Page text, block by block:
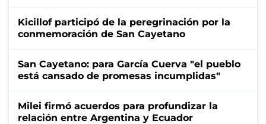
Kicillof participó de la peregrinación por la
conmemoración de San Cayetano
San Cayetano: para García Cuerva "el pueblo
está cansado de promesas incumplidas"
Milei firmó acuerdos para profundizar la
relación entre Argentina y Ecuador